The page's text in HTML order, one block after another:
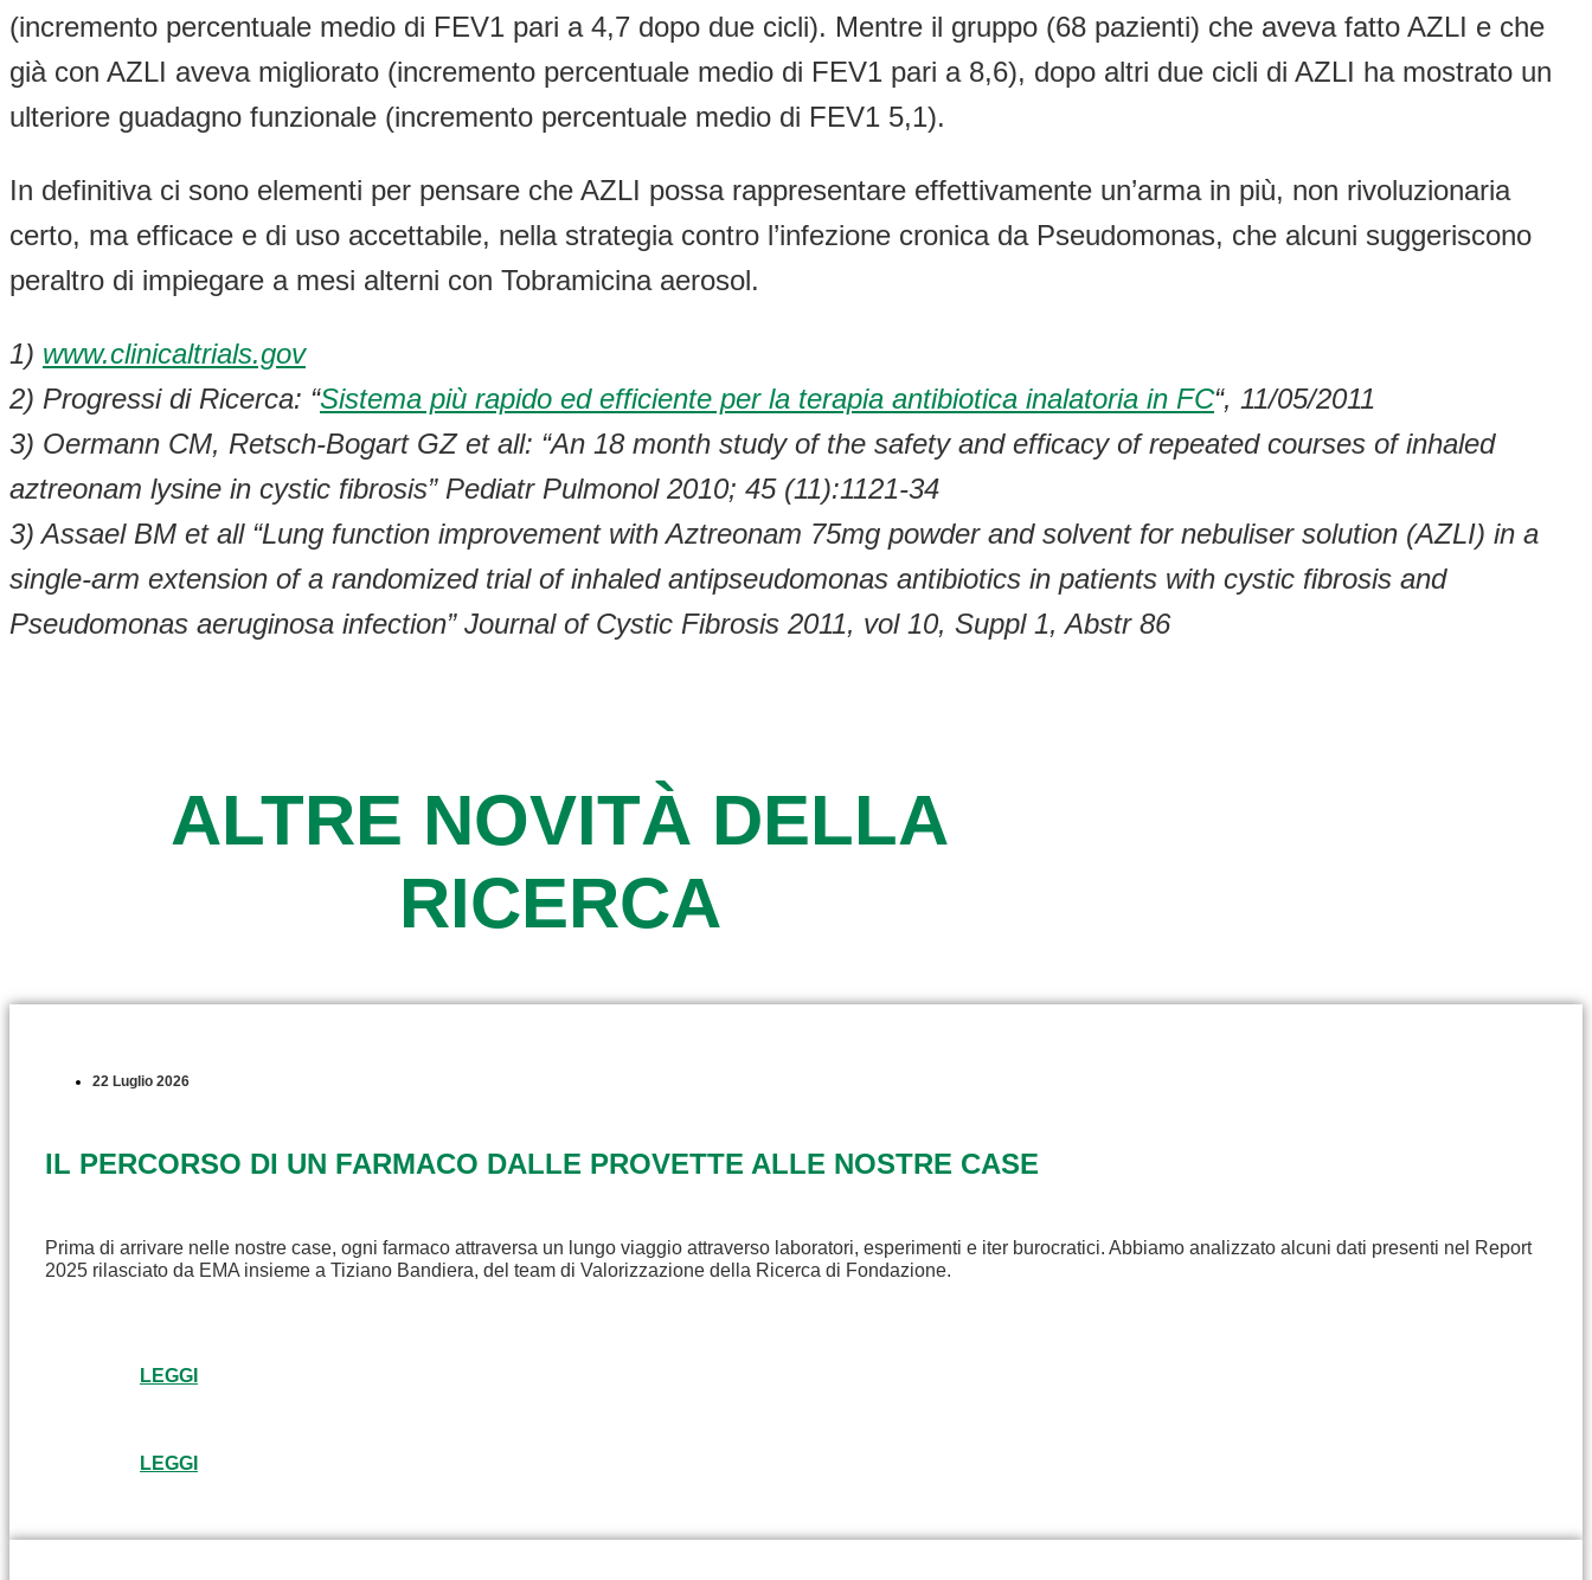
(incremento percentuale medio di FEV1 pari a 4,7 dopo due cicli). Mentre il gruppo (68 pazienti) che aveva fatto AZLI e che
già con AZLI aveva migliorato (incremento percentuale medio di FEV1 pari a 8,6), dopo altri due cicli di AZLI ha mostrato un
ulteriore guadagno funzionale (incremento percentuale medio di FEV1 5,1).
In definitiva ci sono elementi per pensare che AZLI possa rappresentare effettivamente un’arma in più, non rivoluzionaria
certo, ma efficace e di uso accettabile, nella strategia contro l’infezione cronica da Pseudomonas, che alcuni suggeriscono
peraltro di impiegare a mesi alterni con Tobramicina aerosol.
1) www.clinicaltrials.gov
2) Progressi di Ricerca: “Sistema più rapido ed efficiente per la terapia antibiotica inalatoria in FC“, 11/05/2011
3) Oermann CM, Retsch-Bogart GZ et all: “An 18 month study of the safety and efficacy of repeated courses of inhaled
aztreonam lysine in cystic fibrosis” Pediatr Pulmonol 2010; 45 (11):1121-34
3) Assael BM et all “Lung function improvement with Aztreonam 75mg powder and solvent for nebuliser solution (AZLI) in a
single-arm extension of a randomized trial of inhaled antipseudomonas antibiotics in patients with cystic fibrosis and
Pseudomonas aeruginosa infection” Journal of Cystic Fibrosis 2011, vol 10, Suppl 1, Abstr 86
ALTRE NOVITÀ DELLA
RICERCA
22 Luglio 2026
IL PERCORSO DI UN FARMACO DALLE PROVETTE ALLE NOSTRE CASE
Prima di arrivare nelle nostre case, ogni farmaco attraversa un lungo viaggio attraverso laboratori, esperimenti e iter burocratici. Abbiamo analizzato alcuni dati presenti nel Report
2025 rilasciato da EMA insieme a Tiziano Bandiera, del team di Valorizzazione della Ricerca di Fondazione.
LEGGI
LEGGI